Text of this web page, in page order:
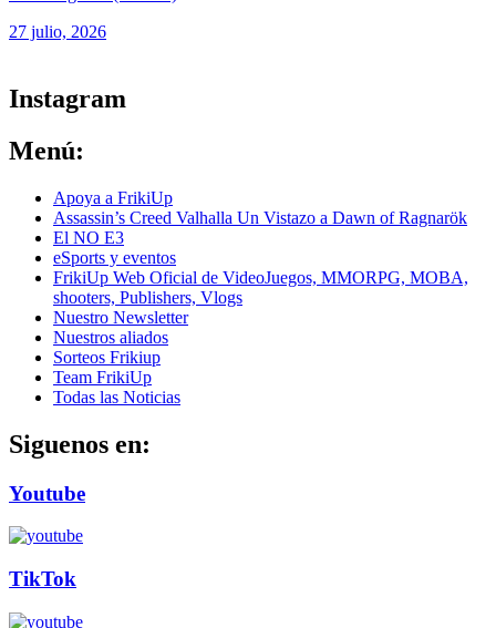
27 julio, 2026
Instagram
Menú:
Apoya a FrikiUp
Assassin’s Creed Valhalla Un Vistazo a Dawn of Ragnarök
El NO E3
eSports y eventos
FrikiUp Web Oficial de VideoJuegos, MMORPG, MOBA,
shooters, Publishers, Vlogs
Nuestro Newsletter
Nuestros aliados
Sorteos Frikiup
Team FrikiUp
Todas las Noticias
Siguenos en:
Youtube
TikTok